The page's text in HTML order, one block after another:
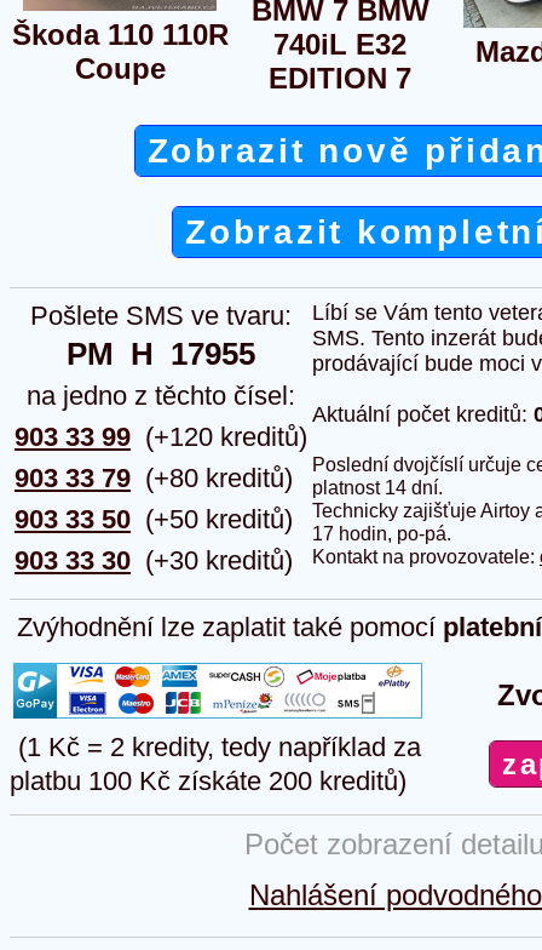
Škoda 110 110R
Coupe
BMW 7 BMW
740iL E32
EDITION 7
Zobrazit nově
Zobrazit
Pošlete SMS ve tvaru:
PM  H  17955
na jedno z těchto čísel:
903 33 99
903 33 79
903 33 50
903 33 30
(+120 kreditů)
(+80 kreditů)
(+50 kreditů)
(+30 kreditů)
Líbí se Vám tento
SMS. Tento inzerát
prodávající bude moci
Aktuální počet kreditů:
Poslední dvojčíslí určuje
platnost 14 dní.
Technicky zajišťuje Airtoy
17 hodin, po-pá.
Kontakt na provozovatele:
Zvýhodnění lze zaplatit také pomocí
(1 Kč = 2 kredity, tedy například za
platbu 100 Kč získáte 200 kreditů)
Počet zobrazení
Nahlášení